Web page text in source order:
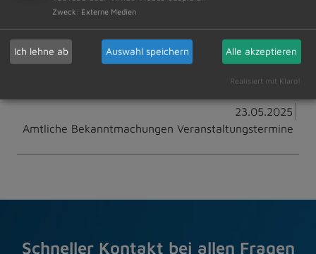
23.05.2025
Amtliche Bekanntmachungen Veranstaltungstermine
Schneller Kontakt bei allen Fragen
Zweck : Externe Medien
Ich lehne ab Auswahl speichern Alle akzeptieren
Realisiert mit Klaro!